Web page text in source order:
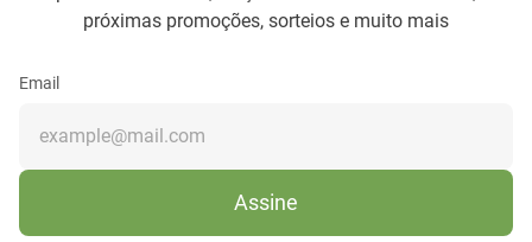
próximas promoções, sorteios e muito mais
Email
Assine